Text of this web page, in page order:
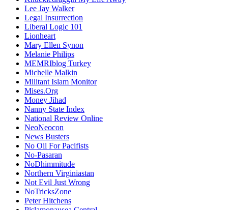
Lee Jay Walker
Legal Insurrection
Liberal Logic 101
Lionheart
Mary Ellen Synon
Melanie Philips
MEMRIblog Turkey
Michelle Malkin
Militant Islam Monitor
Mises.Org
Money Jihad
Nanny State Index
National Review Online
NeoNeocon
News Busters
No Oil For Pacifists
No-Pasaran
NoDhimmitude
Northern Virginiastan
Not Evil Just Wrong
NoTricksZone
Peter Hitchens